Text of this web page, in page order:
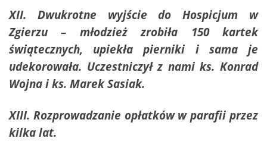
XII. Dwukrotne wyjście do Hospicjum w
Zgierzu – młodzież zrobiła 150 kartek
świątecznych, upiekła pierniki i sama je
udekorowała. Uczestniczył z nami ks. Konrad
Wojna i ks. Marek Sasiak.
XIII. Rozprowadzanie opłatków w parafii przez
kilka lat.